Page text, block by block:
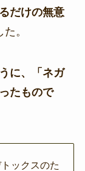
だけの無意
。
に、「ネガ
たもので
ックスのた